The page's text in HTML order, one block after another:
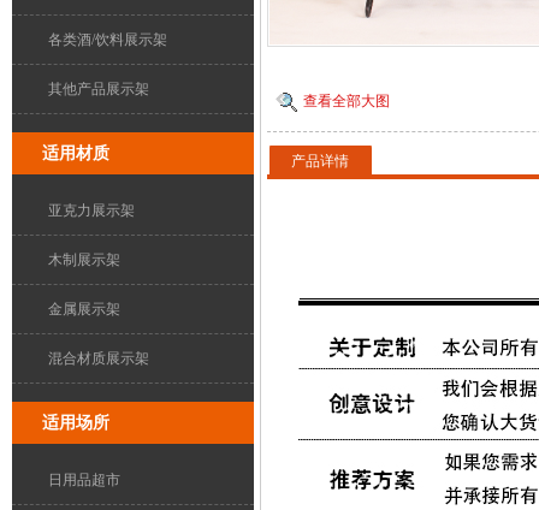
各类酒/饮料展示架
其他产品展示架
适用材质
亚克力展示架
木制展示架
金属展示架
混合材质展示架
适用场所
日用品超市
查看全部大图
产品详情